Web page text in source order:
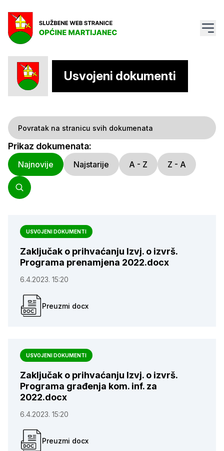
Usvojeni dokumenti
Povratak na stranicu svih dokumenata
Prikaz dokumenata:
Najnovije Najstarije A - Z Z - A
USVOJENI DOKUMENTI
Zaključak o prihvaćanju Izvj. o izvrš.
Programa prenamjena 2022.docx
6.4.2023. 15:20
Preuzmi docx
USVOJENI DOKUMENTI
Zaključak o prihvaćanju Izvj. o izvrš.
Programa građenja kom. inf. za
2022.docx
6.4.2023. 15:20
Preuzmi docx